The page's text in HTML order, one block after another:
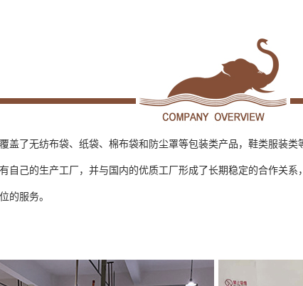
盖了无纺布袋、纸袋、棉布袋和防尘罩等包装类产品，鞋类服装
自己的生产工厂，并与国内的优质工厂形成了长期稳定的合作关
的服务。